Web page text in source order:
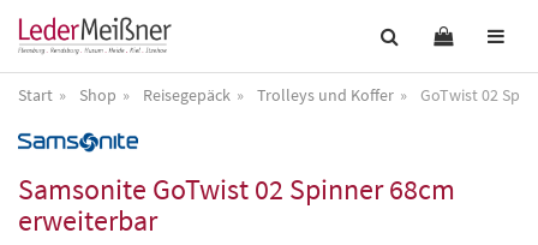
Start Shop Reisegepäck Trolleys und Koffer GoTwist 02
Samsonite GoTwist 02 Spinner 68cm
erweiterbar